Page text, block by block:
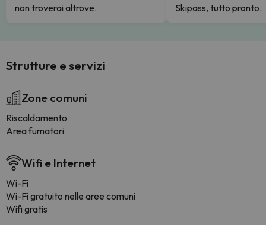
non troverai altrove.
Skipass, tutto pronto.
Strutture e servizi
Zone comuni
Riscaldamento
Area fumatori
Wifi e Internet
Wi-Fi
Wi-Fi gratuito nelle aree comuni
Wifi gratis